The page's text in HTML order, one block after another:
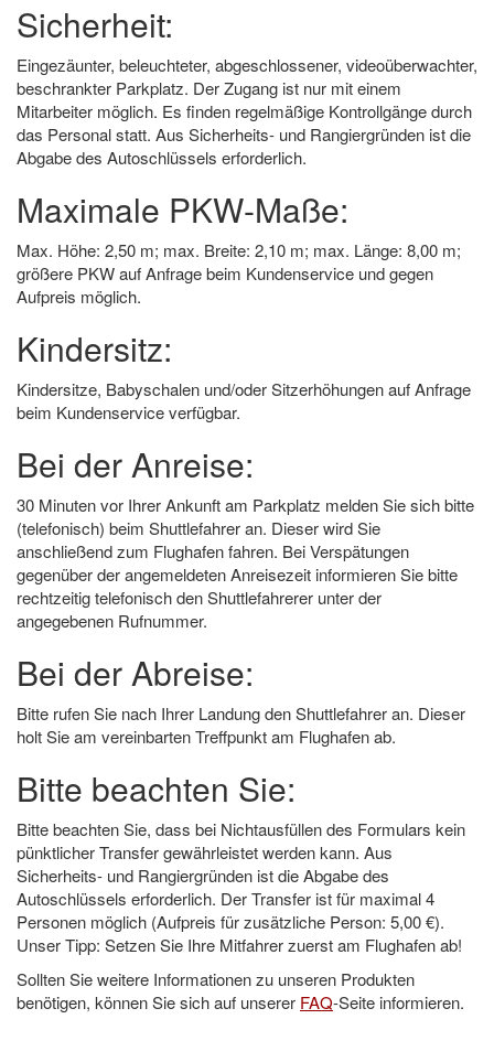
Sicherheit:
Eingezäunter, beleuchteter, abgeschlossener, videoüberwachter,
beschrankter Parkplatz. Der Zugang ist nur mit einem
Mitarbeiter möglich. Es finden regelmäßige Kontrollgänge durch
das Personal statt. Aus Sicherheits- und Rangiergründen ist die
Abgabe des Autoschlüssels erforderlich.
Maximale PKW-Maße:
Max. Höhe: 2,50 m; max. Breite: 2,10 m; max. Länge: 8,00 m;
größere PKW auf Anfrage beim Kundenservice und gegen
Aufpreis möglich.
Kindersitz:
Kindersitze, Babyschalen und/oder Sitzerhöhungen auf Anfrage
beim Kundenservice verfügbar.
Bei der Anreise:
30 Minuten vor Ihrer Ankunft am Parkplatz melden Sie sich bitte
(telefonisch) beim Shuttlefahrer an. Dieser wird Sie
anschließend zum Flughafen fahren. Bei Verspätungen
gegenüber der angemeldeten Anreisezeit informieren Sie bitte
rechtzeitig telefonisch den Shuttlefahrerer unter der
angegebenen Rufnummer.
Bei der Abreise:
Bitte rufen Sie nach Ihrer Landung den Shuttlefahrer an. Dieser
holt Sie am vereinbarten Treffpunkt am Flughafen ab.
Bitte beachten Sie:
Bitte beachten Sie, dass bei Nichtausfüllen des Formulars kein
pünktlicher Transfer gewährleistet werden kann. Aus
Sicherheits- und Rangiergründen ist die Abgabe des
Autoschlüssels erforderlich. Der Transfer ist für maximal 4
Personen möglich (Aufpreis für zusätzliche Person: 5,00 €).
Unser Tipp: Setzen Sie Ihre Mitfahrer zuerst am Flughafen ab!
Sollten Sie weitere Informationen zu unseren Produkten
benötigen, können Sie sich auf unserer FAQ-Seite informieren.